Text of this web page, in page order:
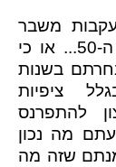
משבר
גיל ה-30, ה-40...או ה-50... או כי
בשנות
ציפיות
להתפרנס
מה נכון
שזה מה